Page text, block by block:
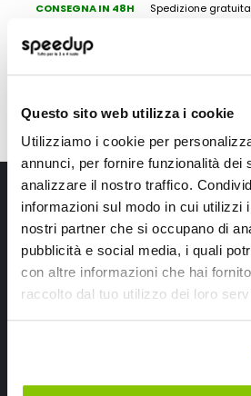
Questo sito web utilizza i cookie
Utilizziamo i cookie per
annunci, per fornire funzionalità dei
analizzare il nostro traffico.
informazioni sul modo in cui utilizzi
nostri partner che si occupano di
pubblicità e social media, i quali
con altre informazioni che hai
raccolto dal tuo utilizzo dei loro
CONSEGNA IN 48H Spedizione
Iscriviti alla
Ricevi subito uno sconto del 10% per il